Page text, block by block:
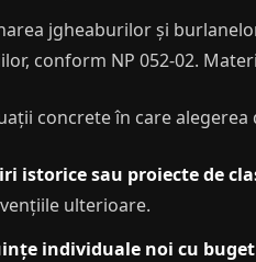
jgheaburilor și
conform NP 052-02.
concrete în care alegerea
istorice sau proiecte de
ulterioare.
individuale noi cu